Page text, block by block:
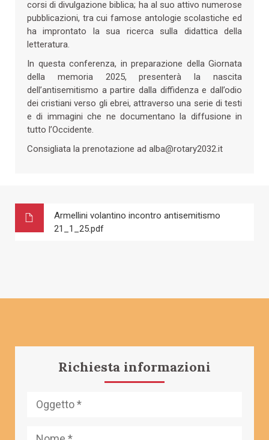
corsi di divulgazione biblica; ha al suo attivo numerose
pubblicazioni, tra cui famose antologie scolastiche ed
ha improntato la sua ricerca sulla didattica della
letteratura.
In questa conferenza, in preparazione della Giornata
della memoria 2025, presenterà la nascita
dell’antisemitismo a partire dalla diffidenza e dall’odio
dei cristiani verso gli ebrei, attraverso una serie di testi
e di immagini che ne documentano la diffusione in
tutto l’Occidente.
Consigliata la prenotazione ad alba@rotary2032.it
Armellini volantino incontro antisemitismo
21_1_25.pdf
Richiesta informazioni